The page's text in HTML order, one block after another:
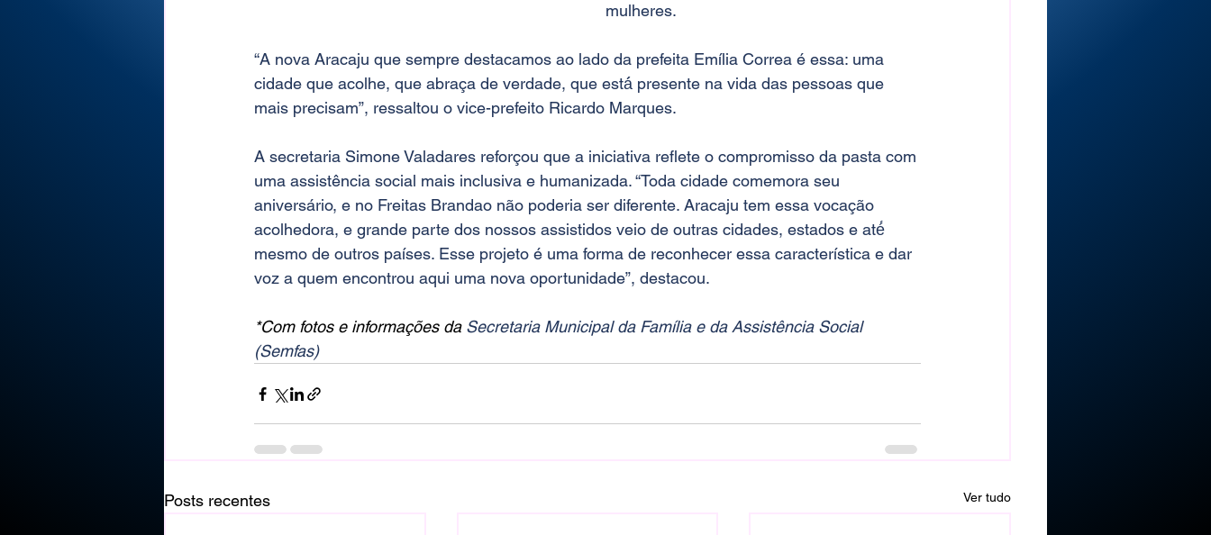
mulheres.
“A nova Aracaju que sempre destacamos ao lado da prefeita Emília Correa é essa: uma
cidade que acolhe, que abraça de verdade, que está́ presente na vida das pessoas que
mais precisam”, ressaltou o vice-prefeito Ricardo Marques.
A secretaria Simone Valadares reforçou que a iniciativa reflete o compromisso da pasta com
uma assistência social mais inclusiva e humanizada. “Toda cidade comemora seu
aniversário, e no Freitas Brandao não poderia ser diferente. Aracaju tem essa vocação
acolhedora, e grande parte dos nossos assistidos veio de outras cidades, estados e até́
mesmo de outros países. Esse projeto é uma forma de reconhecer essa característica e dar
voz a quem encontrou aqui uma nova oportunidade”, destacou.
*Com fotos e informações da Secretaria Municipal da Família e da Assistência Social
(Semfas)
Posts recentes Ver tudo